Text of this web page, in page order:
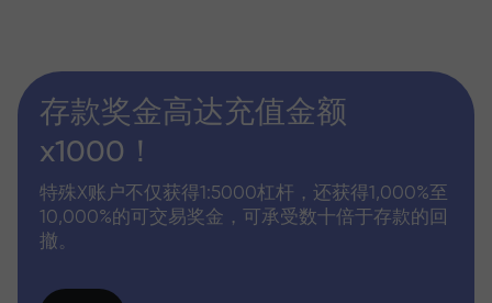
存款奖金高达充值金额
x1000！
特殊X账户不仅获得1:5000杠杆，还获得1,000%至
10,000%的可交易奖金，可承受数十倍于存款的回
撤。